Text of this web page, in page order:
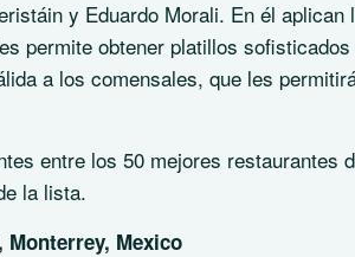
y Eduardo Morali. En él aplican
permite obtener platillos
a los comensales, que les
entre los 50 mejores restaurantes
la lista.
Monterrey, Mexico